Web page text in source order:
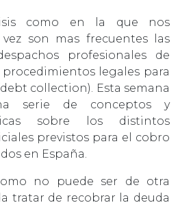
como en la que nos
son mas frecuentes las
profesionales de
legales para
collection). Esta semana
serie de conceptos y
sobre los distintos
previstos para el cobro
en España.
no puede ser de otra
tratar de recobrar la deuda